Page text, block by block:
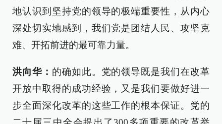
地认识到坚持党的领导的极端重要性，从内心
深处切实地感到，我们党是团结人民、攻坚克
难、开拓前进的最可靠力量。
洪向华： 的确如此。党的领导既是我们在改革
开放中取得的成功经验，又是我们要做好进一
步全面深化改革的这些工作的根本保证。党的